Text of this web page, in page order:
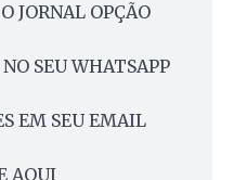
JORNAL OPÇÃO
SEU WHATSAPP
EM SEU EMAIL
AQUI